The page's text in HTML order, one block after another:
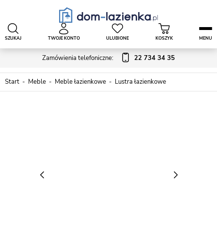
Zamówienia telefoniczne: 22 734 34 35
SZUKAJ TWOJE KONTO ULUBIONE KOSZYK MENU
Start Meble Meble łazienkowe Lustra łazienkowe